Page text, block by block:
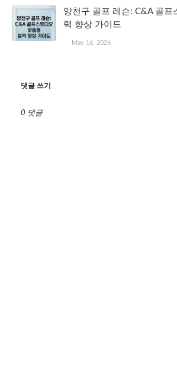
양천구 골프 레슨: C&A 골프
력 향상 가이드
May 16, 2026
댓글 쓰기
0 댓글